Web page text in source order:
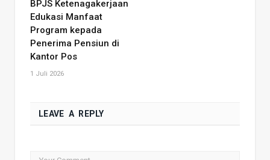
BPJS Ketenagakerjaan
Edukasi Manfaat
Program kepada
Penerima Pensiun di
Kantor Pos
1 Juli 2026
LEAVE A REPLY